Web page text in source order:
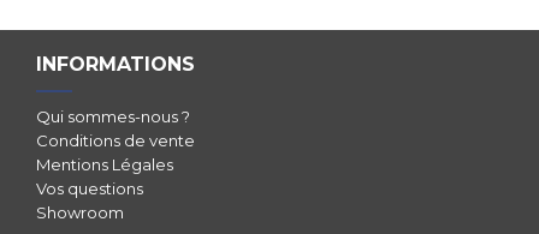
INFORMATIONS
Qui sommes-nous ?
Conditions de vente
Mentions Légales
Vos questions
Showroom